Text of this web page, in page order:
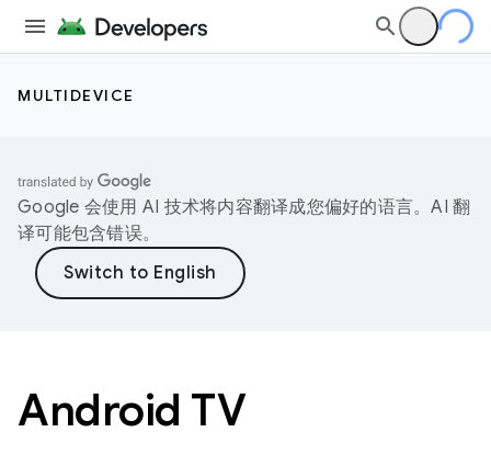
MULTIDEVICE
Google 会使用 AI 技术将内容翻译成您偏好的语言。AI 翻
译可能包含错误。
Android TV